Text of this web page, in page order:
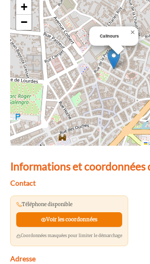
Calinours ×
+
−
Informations et coordonnées
Contact
Téléphone disponible
Voir les coordonnées
Coordonnées masquées pour limiter le démarchage
Adresse